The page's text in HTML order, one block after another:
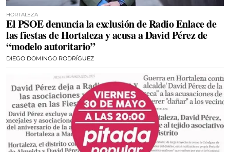
HORTALEZA
El PSOE denuncia la exclusión de Radio Enlace de
las fiestas de Hortaleza y acusa a David Pérez de
“modelo autoritario”
DIEGO DOMINGO RODRÍGUEZ